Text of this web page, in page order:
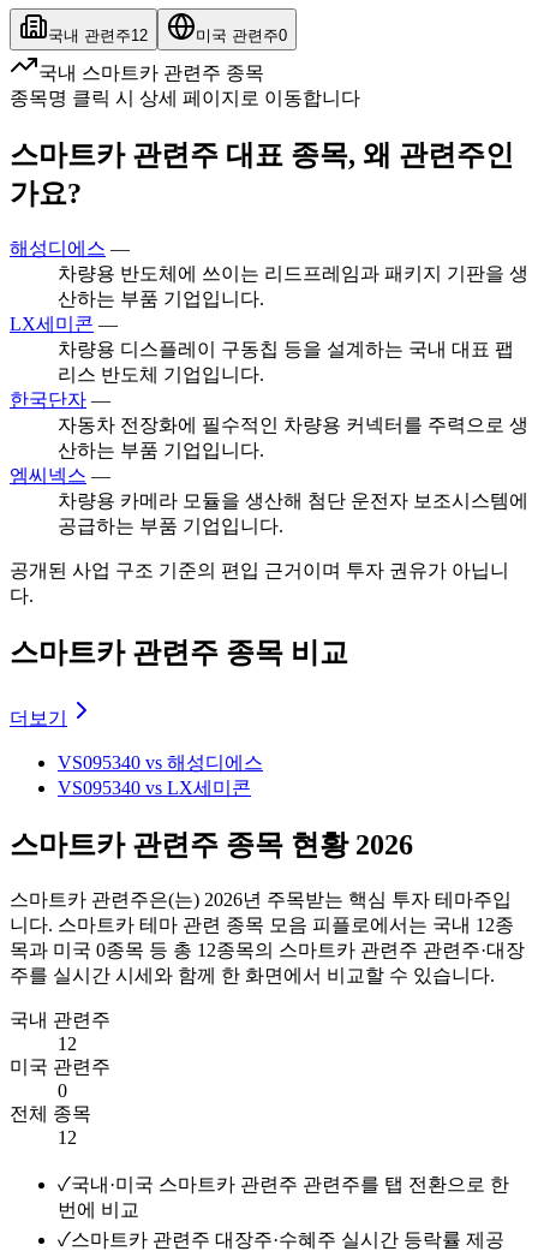
국내 관련주12 미국 관련주0
국내 스마트카 관련주 종목
종목명 클릭 시 상세 페이지로 이동합니다
스마트카 관련주 대표 종목, 왜 관련주인
가요?
해성디에스 —
차량용 반도체에 쓰이는 리드프레임과 패키지 기판을 생
산하는 부품 기업입니다.
LX세미콘 —
차량용 디스플레이 구동칩 등을 설계하는 국내 대표 팹
리스 반도체 기업입니다.
한국단자 —
자동차 전장화에 필수적인 차량용 커넥터를 주력으로 생
산하는 부품 기업입니다.
엠씨넥스 —
차량용 카메라 모듈을 생산해 첨단 운전자 보조시스템에
공급하는 부품 기업입니다.
공개된 사업 구조 기준의 편입 근거이며 투자 권유가 아닙니
다.
스마트카 관련주 종목 비교
더보기
VS095340 vs 해성디에스
VS095340 vs LX세미콘
스마트카 관련주 종목 현황 2026
스마트카 관련주은(는) 2026년 주목받는 핵심 투자 테마주입
니다. 스마트카 테마 관련 종목 모음 피플로에서는 국내 12종
목과 미국 0종목 등 총 12종목의 스마트카 관련주 관련주·대장
주를 실시간 시세와 함께 한 화면에서 비교할 수 있습니다.
국내 관련주
12
미국 관련주
0
전체 종목
12
✓국내·미국 스마트카 관련주 관련주를 탭 전환으로 한
번에 비교
✓스마트카 관련주 대장주·수혜주 실시간 등락률 제공